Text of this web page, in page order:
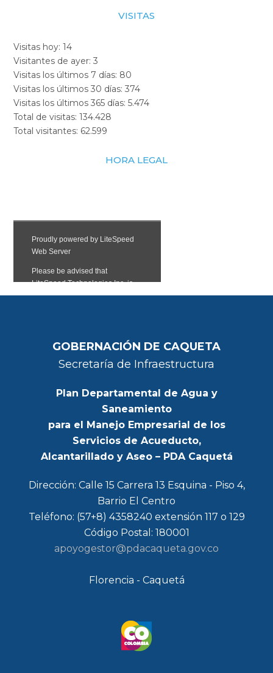
VISITAS
Visitas hoy:14
Visitantes de ayer:3
Visitas los últimos 7 días: 80
Visitas los últimos 30 días:374
Visitas los últimos 365 días:5.474
Total de visitas:134.428
Total visitantes: 62.599
HORA LEGAL
GOBERNACIÓN DE CAQUETA
Secretaría de Infraestructura
Plan Departamental de Agua y
Saneamiento
para el Manejo Empresarial de los
Servicios de Acueducto,
Alcantarillado y Aseo – PDA Caquetá
Dirección: Calle 15 Carrera 13 Esquina - Piso 4,
Barrio El Centro
Teléfono: (57+8) 4358240 extensión 117 o 129
Código Postal: 180001
apoyogestor@pdacaqueta.gov.co
Florencia - Caquetá